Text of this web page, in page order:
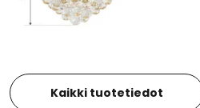
Kaikki tuotetiedot